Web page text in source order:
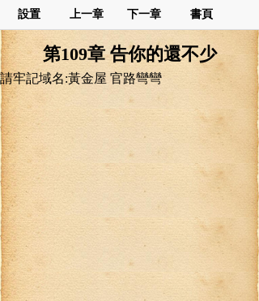
設置 上一章 下一章 書頁
第109章 告你的還不少
請牢記域名:黃金屋 官路彎彎